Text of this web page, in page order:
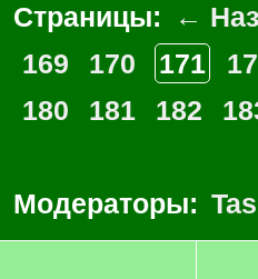
Страницы: ←
169
170 171
180
181 182
Модераторы: